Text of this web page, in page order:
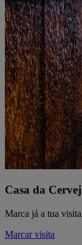
Casa da
Marca já a tua
Marcar visita